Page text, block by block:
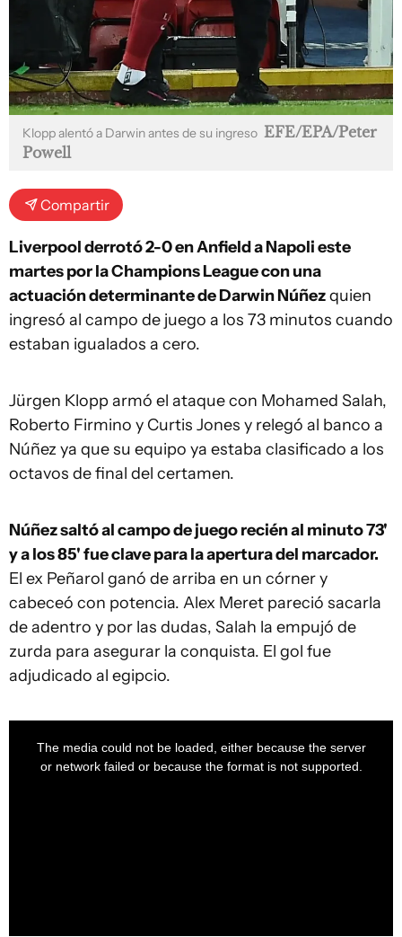
Klopp alentó a Darwin antes de su ingreso EFE/EPA/Peter
Powell
Compartir
Liverpool derrotó 2-0 en Anfield a Napoli este
martes por la Champions League con una
actuación determinante de Darwin Núñezquien
ingresó al campo de juego a los 73 minutos cuando
estaban igualados a cero.
Jürgen Klopp armó el ataque con Mohamed Salah,
Roberto Firmino y Curtis Jones y relegó al banco a
Núñez ya que su equipo ya estaba clasificado a los
octavos de final del certamen.
Núñez saltó al campo de juego recién al minuto 73'
y a los 85' fue clave para la apertura del marcador.
El ex Peñarol ganó de arriba en un córner y
cabeceó con potencia. Alex Meret pareció sacarla
de adentro y por las dudas, Salah la empujó de
zurda para asegurar la conquista. El gol fue
adjudicado al egipcio.
The media could not be loaded, either because the server
or network failed or because the format is not supported.